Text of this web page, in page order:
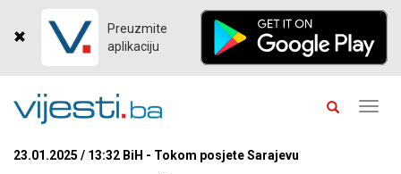
Preuzmite
aplikaciju
23.01.2025 / 13:32 BiH - Tokom posjete Sarajevu